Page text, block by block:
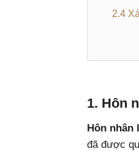
2.4
1. Hôn
Hôn nhân
đã được